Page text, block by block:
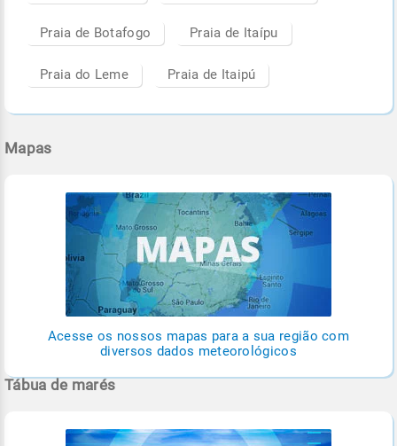
Praia de Botafogo Praia de Itaípu
Praia do Leme Praia de Itaipú
Mapas
Acesse os nossos mapas para a sua região com
diversos dados meteorológicos
Tábua de marés